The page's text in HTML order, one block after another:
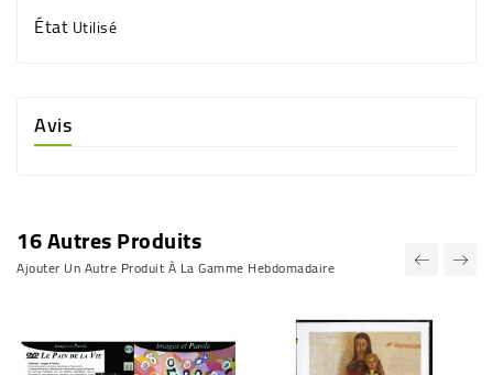
ÉtatUtilisé
Avis
16 Autres Produits
Ajouter Un Autre Produit À La Gamme Hebdomadaire